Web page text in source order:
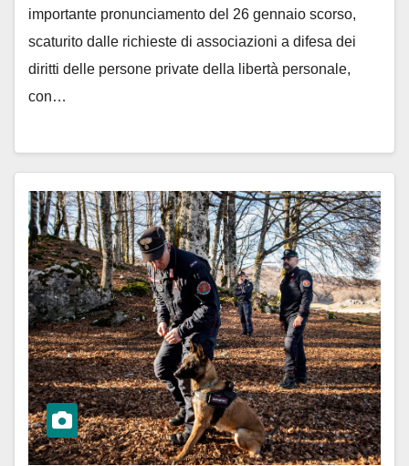
importante pronunciamento del 26 gennaio scorso,
scaturito dalle richieste di associazioni a difesa dei
diritti delle persone private della libertà personale,
con…